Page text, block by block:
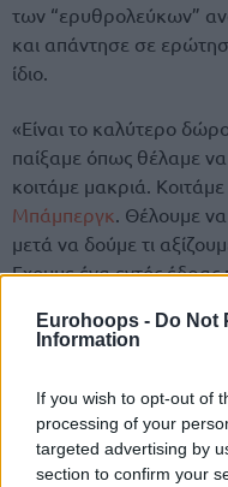
Eurohoops - Do Not
Information
If you wish to opt-out of
processing of your
targeted advertising by
section to confirm your
των “ερυθρολεύκων”
και απάντησε σε
ίδιο.
«Είναι το καλύτερο
παίξαμε όπως θέλαμε
κοιτάμε μακριά.
Μπάμπεργκ . Θέλουμε
μετά να δούμε τι
Εχουμε ένα εντός έδρας
ξεχωριστά»
σχολίασε: «Είναι πάρα
όλη η ομάδα είναι